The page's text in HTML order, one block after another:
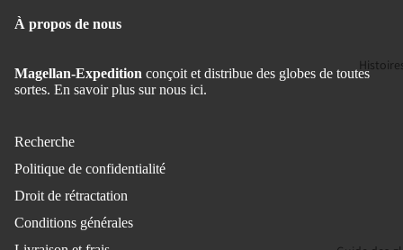
À propos de nous
Magellan-Expedition conçoit et distribue des globes de toutes
sortes. En savoir plus sur nous ici.
Recherche
Politique de confidentialité
Droit de rétractation
Conditions générales
Politique de remboursement